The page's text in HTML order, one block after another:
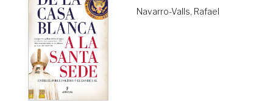
Navarro-Valls, Rafael